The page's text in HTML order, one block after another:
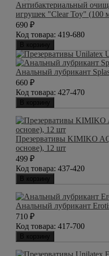
Антибактериальный
игрушек "Clear Toy" (100
690 ₽
Код товара: 419-680
В корзину
Анальный лубрикант
660 ₽
Код товара: 427-470
В корзину
Презервативы KIMIKO
основе), 12 шт
499 ₽
Код товара: 437-420
В корзину
Анальный лубрикант
710 ₽
Код товара: 417-700
В корзину